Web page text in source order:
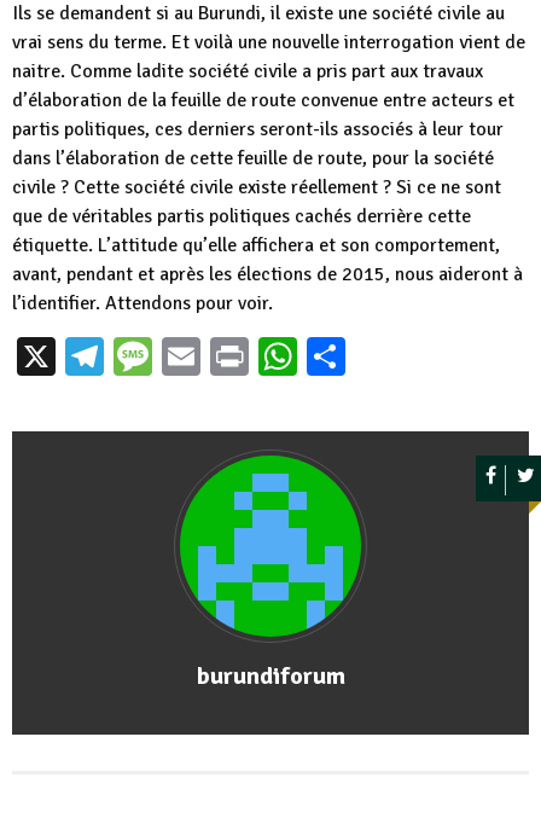
Ils se demandent si au Burundi, il existe une société civile au
vrai sens du terme. Et voilà une nouvelle interrogation vient de
naitre. Comme ladite société civile a pris part aux travaux
d’élaboration de la feuille de route convenue entre acteurs et
partis politiques, ces derniers seront-ils associés à leur tour
dans l’élaboration de cette feuille de route, pour la société
civile ? Cette société civile existe réellement ? Si ce ne sont
que de véritables partis politiques cachés derrière cette
étiquette. L’attitude qu’elle affichera et son comportement,
avant, pendant et après les élections de 2015, nous aideront à
l’identifier. Attendons pour voir.
X Telegram
Message
EmailPrintWhatsApp
burundiforum